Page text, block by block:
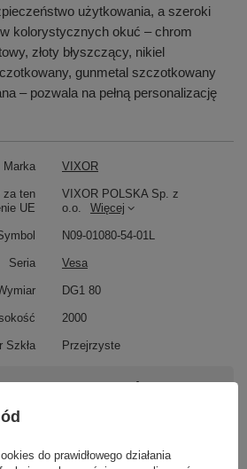
użytkowania, a szeroki
kolorystycznych okuć – chrom
złoty błyszczący, nikiel
gunmetal szczotkowany
– pozwala na pełną personalizację
Marka VIXOR
za ten
UE
VIXOR POLSKA Sp. z
o.o.
Więcej
N09-01080-54-01L
Seria Vesa
DG1 80
2000
Szkła Przejrzyste
Masz pytania?
niezwłocznie,
publikując
do prawidłowego działania